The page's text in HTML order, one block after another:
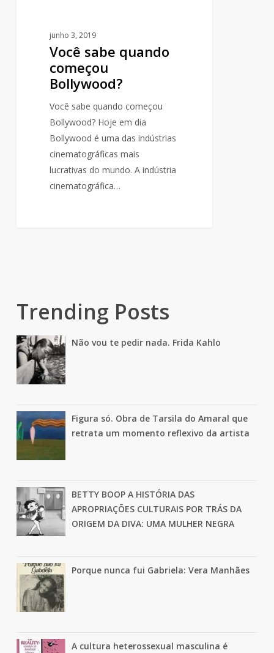
junho 3, 2019
Você sabe quando
começou
Bollywood?
Você sabe quando começou
Bollywood? Hoje em dia
Bollywood é uma das indústrias
cinematográficas mais
lucrativas do mundo. A indústria
cinematográfica…
Trending Posts
Não vou te pedir nada. Frida Kahlo
Figura só. Obra de Tarsila do Amaral que
retrata um momento reflexivo da artista
BETTY BOOP A HISTÓRIA DAS
APROPRIAÇÕES CULTURAIS POR TRÁS DA
ORIGEM DA DIVA: UMA MULHER NEGRA
Porque nunca fui Gabriela: Vera Manhães
A cultura heterossexual masculina é